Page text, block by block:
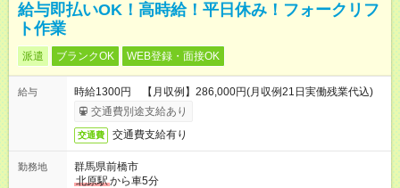
給与即払いOK！高時給！平日休み！フォークリフ
ト作業
派遣 ブランクOK WEB登録・面接OK
給与
時給1300円 【月収例】286,000円(月収例21日実働残業代込)
交通費別途支給あり
交通費 交通費支給有り
勤務地
群馬県前橋市
北原駅から車5分